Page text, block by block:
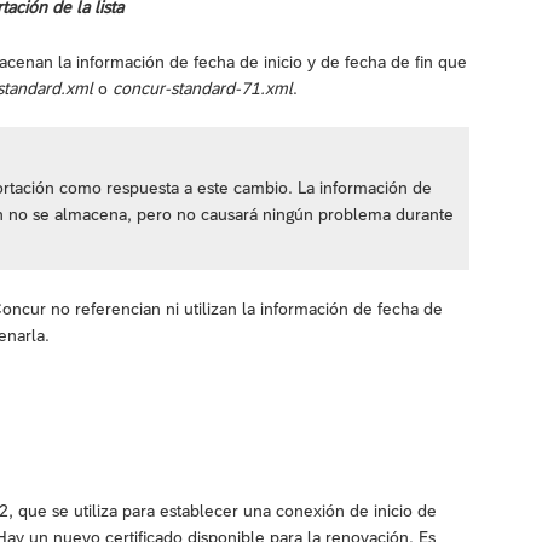
de la lista
la información de fecha de inicio y de fecha de fin que
o concur-standard-71.xml.
como respuesta a este cambio. La información de
se almacena, pero no causará ningún problema durante
no referencian ni utilizan la información de fecha de
que se utiliza para establecer una conexión de inicio de
un nuevo certificado disponible para la renovación. Es